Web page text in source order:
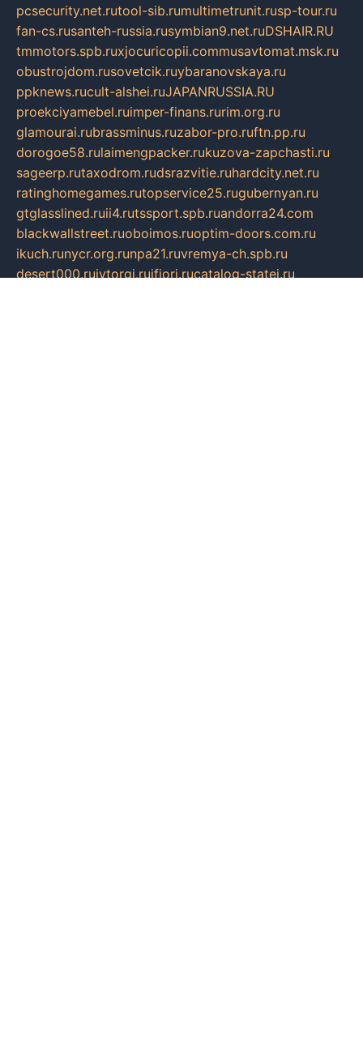
pcsecurity.net.rutool-sib.rumultimetrunit.rusp-tour.ru
fan-cs.rusanteh-russia.rusymbian9.net.ruDSHAIR.RU
tmmotors.spb.ruxjocuricopii.commusavtomat.msk.ru
obustrojdom.rusovetcik.ruybaranovskaya.ru
ppknews.rucult-alshei.ruJAPANRUSSIA.RU
proekciyamebel.ruimper-finans.rurim.org.ru
glamourai.rubrassminus.ruzabor-pro.ruftn.pp.ru
dorogoe58.rulaimengpacker.rukuzova-zapchasti.ru
sageerp.rutaxodrom.rudsrazvitie.ruhardcity.net.ru
ratinghomegames.rutopservice25.rugubernyan.ru
gtglasslined.ruii4.rutssport.spb.ruandorra24.com
blackwallstreet.ruoboimos.ruoptim-doors.com.ru
ikuch.runycr.org.runpa21.ruvremya-ch.spb.ru
desert000.ruivtorgi.ruifiori.rucatalog-statei.ru